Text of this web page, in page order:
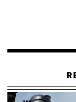
ทะเลแดง โดยไม่ผ่
ทั้งนี้ Aditya
Rystad Energy ชี้
โจมตีตามเป้าหมาย